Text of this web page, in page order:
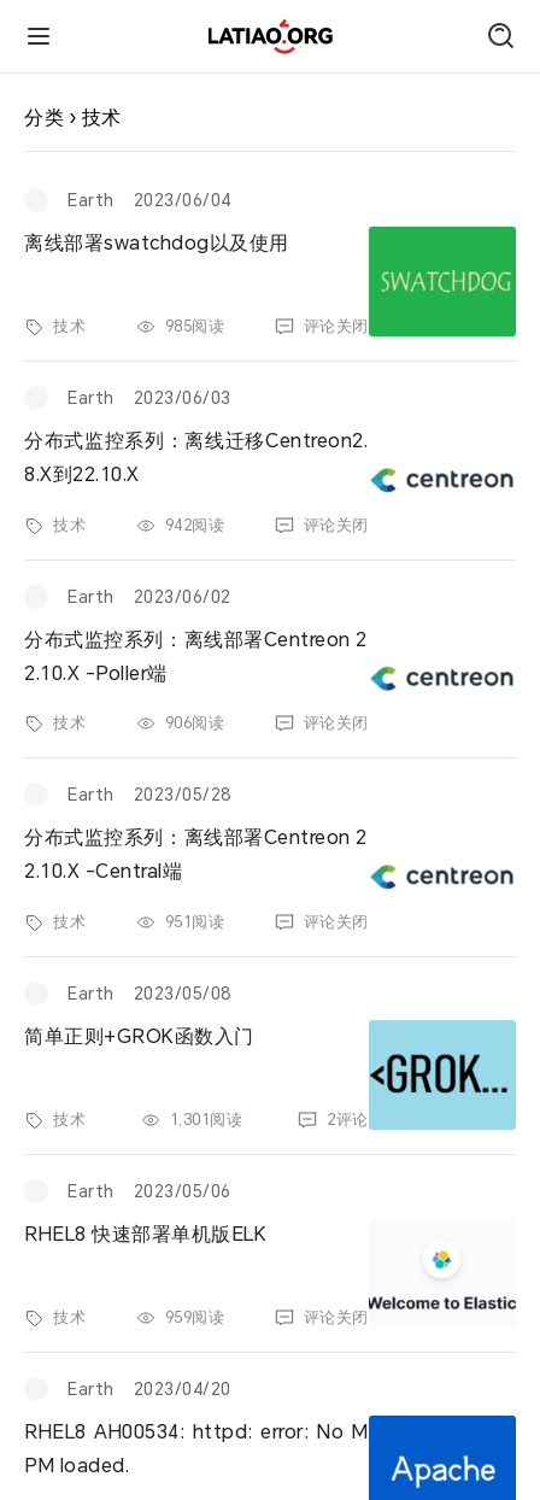
首页
技术
旅行
跑遍中国
分类 › 技术
Earth 2023/06/04
离线部署swatchdog以及使用
技术 985阅读 评论关闭
Earth 2023/06/03
分布式监控系列：离线迁移Centreon2.
8.X到22.10.X
技术 942阅读 评论关闭
Earth 2023/06/02
分布式监控系列：离线部署Centreon 2
2.10.X -Poller端
技术 906阅读 评论关闭
Earth 2023/05/28
分布式监控系列：离线部署Centreon 2
2.10.X -Central端
技术 951阅读 评论关闭
Earth 2023/05/08
简单正则+GROK函数入门
技术 1,301阅读 2评论
Earth 2023/05/06
RHEL8 快速部署单机版ELK
技术 959阅读 评论关闭
Earth 2023/04/20
RHEL8 AH00534: httpd: error: No M
PM loaded.